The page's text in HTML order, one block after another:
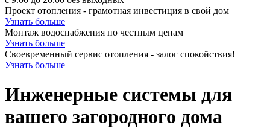
Проект отопления - грамотная инвестиция в свой дом
Узнать больше
Монтаж водоснабжения по честным ценам
Узнать больше
Своевременный сервис отопления - залог спокойствия!
Узнать больше
Инженерные системы для
вашего загородного дома